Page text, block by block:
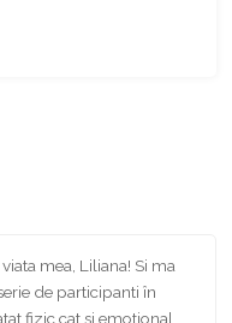
mea, Liliana! Si ma
de participanti în
fizic cat si emotional.